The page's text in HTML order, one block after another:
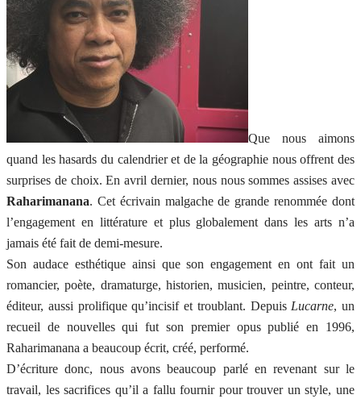
Que nous aimons
quand les hasards du calendrier et de la géographie nous offrent des
surprises de choix. En avril dernier, nous nous sommes assises avec
Raharimanana. Cet écrivain malgache de grande renommée dont
l’engagement en littérature et plus globalement dans les arts n’a
jamais été fait de demi-mesure.
Son audace esthétique ainsi que son engagement en ont fait un
romancier, poète, dramaturge, historien, musicien, peintre, conteur,
éditeur, aussi prolifique qu’incisif et troublant. Depuis Lucarne, un
recueil de nouvelles qui fut son premier opus publié en 1996,
Raharimanana a beaucoup écrit, créé, performé.
D’écriture donc, nous avons beaucoup parlé en revenant sur le
travail, les sacrifices qu’il a fallu fournir pour trouver un style, une